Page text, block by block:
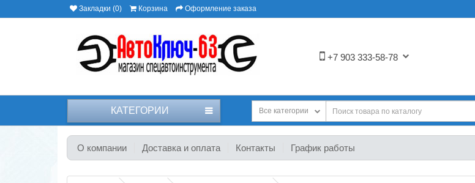
Закладки (0) Корзина Оформление заказа
+7 903 333-58-78
КАТЕГОРИИ Все категории
О компании Доставка и оплата Контакты График работы